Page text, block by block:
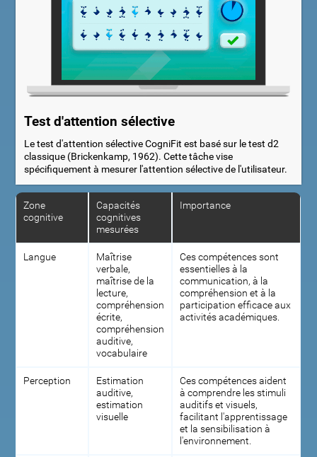
Test d'attention sélective
Le test d'attention sélective CogniFit est basé sur le test d2
classique (Brickenkamp, 1962). Cette tâche vise
spécifiquement à mesurer l'attention sélective de l'utilisateur.
Zone
cognitive
Capacités
cognitives
mesurées
Importance
Langue
Maîtrise
verbale,
maîtrise de la
lecture,
compréhension
écrite,
compréhension
auditive,
vocabulaire
Ces compétences sont
essentielles à la
communication, à la
compréhension et à la
participation efficace aux
activités académiques.
Perception
Estimation
auditive,
estimation
visuelle
Ces compétences aident
à comprendre les stimuli
auditifs et visuels,
facilitant l'apprentissage
et la sensibilisation à
l'environnement.